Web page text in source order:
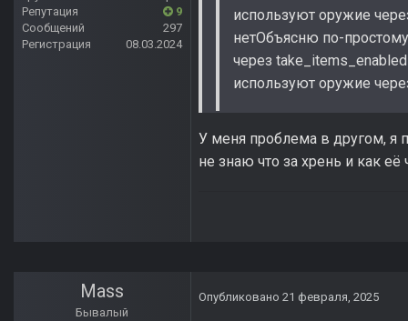
Репутация
9
Сообщений
297
Регистрация
08.03.2024
используют оружие
нетОбъясню по-
через
используют оружие
У меня проблема в другом, я
не знаю что за хрень и как
Mass
Бывалый
Опубликовано 21 февраля, 2025